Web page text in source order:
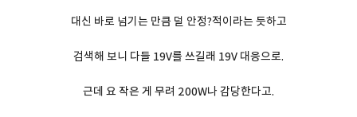
대신 바로 넘기는 만큼 덜 안정?적이라는 듯하고
검색해 보니 다들 19V를 쓰길래 19V 대응으로.
근데 요 작은 게 무려 200W나 감당한다고.